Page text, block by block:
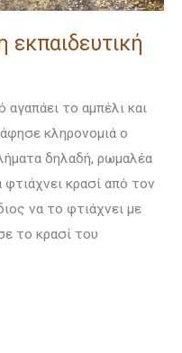
εκπαιδευτική
το αμπέλι και
κληρονομιά ο
δηλαδή, ρωμαλέα
κρασί από τον
να το φτιάχνει με
το κρασί του